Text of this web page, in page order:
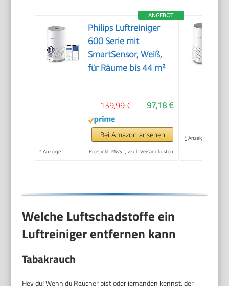
ANGEBOT
Philips Luftreiniger
600 Serie mit
SmartSensor, Weiß,
für Räume bis 44 m²
97,18 €
139,99 €
Bei Amazon ansehen
* Anzeige Preis inkl. MwSt., zzgl. Versandkosten
* Anzeige
Welche Luftschadstoffe ein
Luftreiniger entfernen kann
Tabakrauch
Hey du! Wenn du Raucher bist oder jemanden kennst, der